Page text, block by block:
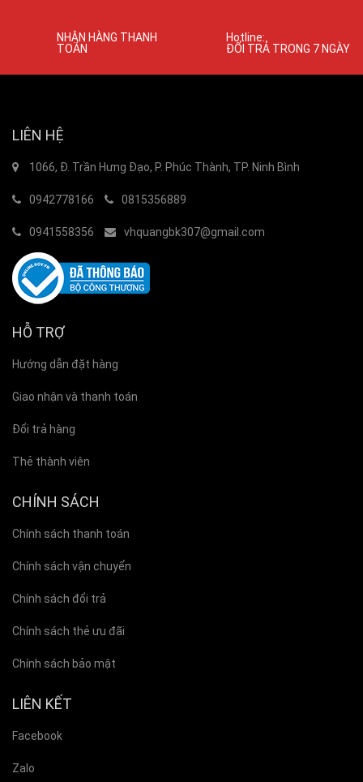
NHẬN HÀNG THANH
TOÁN
Hotline:
ĐỔI TRẢ TRONG 7 NGÀY
LIÊN HỆ
1066, Đ. Trần Hưng Đạo, P. Phúc Thành, TP. Ninh Bình
0942778166 0815356889
0941558356 vhquangbk307@gmail.com
HỖ TRỢ
Hướng dẫn đặt hàng
Giao nhận và thanh toán
Đổi trả hàng
Thẻ thành viên
CHÍNH SÁCH
Chính sách thanh toán
Chính sách vận chuyển
Chính sách đổi trả
Chính sách thẻ ưu đãi
Chính sách bảo mật
LIÊN KẾT
Facebook
Zalo